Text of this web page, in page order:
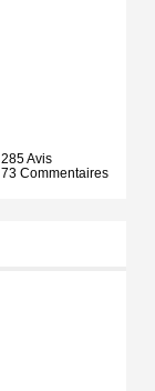
285 Avis
73 Commentaires